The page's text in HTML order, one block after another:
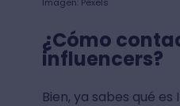
¿Cómo
influencers?
Bien, ya sabes qué